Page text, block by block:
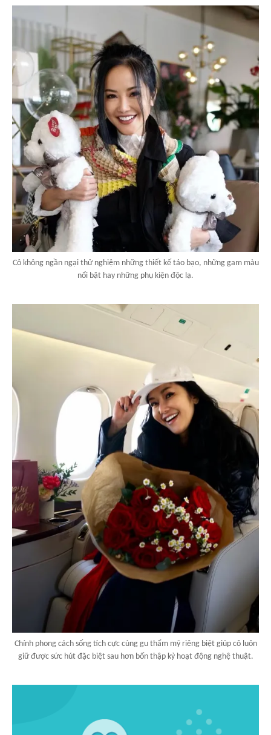
Cô không ngần ngại thử nghiệm những thiết kế táo bạo, những gam màu
nổi bật hay những phụ kiện độc lạ.
Chính phong cách sống tích cực cùng gu thẩm mỹ riêng biệt giúp cô luôn
giữ được sức hút đặc biệt sau hơn bốn thập kỷ hoạt động nghệ thuật.